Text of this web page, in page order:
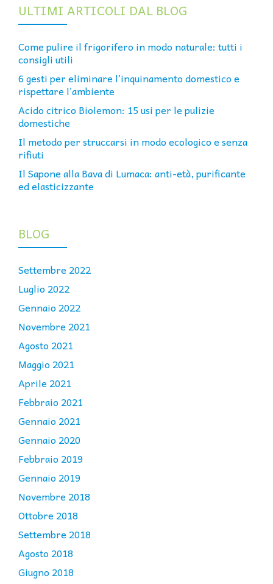
ULTIMI ARTICOLI DAL BLOG
Come pulire il frigorifero in modo naturale: tutti i
consigli utili
6 gesti per eliminare l’inquinamento domestico e
rispettare l’ambiente
Acido citrico Biolemon: 15 usi per le pulizie
domestiche
Il metodo per struccarsi in modo ecologico e senza
rifiuti
Il Sapone alla Bava di Lumaca: anti-età, purificante
ed elasticizzante
BLOG
Settembre 2022
Luglio 2022
Gennaio 2022
Novembre 2021
Agosto 2021
Maggio 2021
Aprile 2021
Febbraio 2021
Gennaio 2021
Gennaio 2020
Febbraio 2019
Gennaio 2019
Novembre 2018
Ottobre 2018
Settembre 2018
Agosto 2018
Giugno 2018